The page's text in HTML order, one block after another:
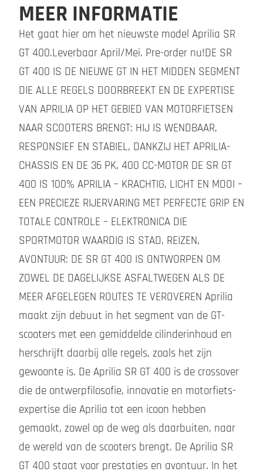
MEER INFORMATIE
Het gaat hier om het nieuwste model Aprilia SR
GT 400.Leverbaar April/Mei. Pre-order nu!DE SR
GT 400 IS DE NIEUWE GT IN HET MIDDEN SEGMENT
DIE ALLE REGELS DOORBREEKT EN DE EXPERTISE
VAN APRILIA OP HET GEBIED VAN MOTORFIETSEN
NAAR SCOOTERS BRENGT: HIJ IS WENDBAAR,
RESPONSIEF EN STABIEL, DANKZIJ HET APRILIA-
CHASSIS EN DE 36 PK, 400 CC-MOTOR DE SR GT
400 IS 100% APRILIA – KRACHTIG, LICHT EN MOOI –
EEN PRECIEZE RIJERVARING MET PERFECTE GRIP EN
TOTALE CONTROLE – ELEKTRONICA DIE
SPORTMOTOR WAARDIG IS STAD, REIZEN,
AVONTUUR: DE SR GT 400 IS ONTWORPEN OM
ZOWEL DE DAGELIJKSE ASFALTWEGEN ALS DE
MEER AFGELEGEN ROUTES TE VEROVEREN Aprilia
maakt zijn debuut in het segment van de GT-
scooters met een gemiddelde cilinderinhoud en
herschrijft daarbij alle regels, zoals het zijn
gewoonte is. De Aprilia SR GT 400 is de crossover
die de ontwerpfilosofie, innovatie en motorfiets-
expertise die Aprilia tot een icoon hebben
gemaakt, zowel op de weg als daarbuiten, naar
de wereld van de scooters brengt. De Aprilia SR
GT 400 staat voor prestaties en avontuur. In het